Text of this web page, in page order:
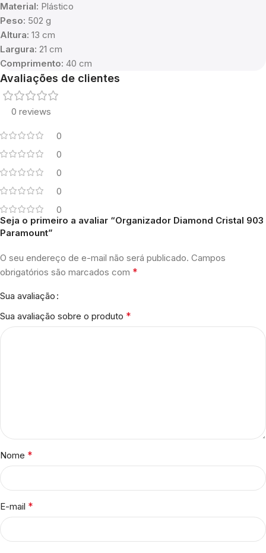
Material: Plástico
Peso: 502 g
Altura: 13 cm
Largura: 21 cm
Comprimento: 40 cm
Avaliações de clientes
0 reviews
0
0
0
0
0
Seja o primeiro a avaliar “Organizador Diamond Cristal 903
Paramount”
O seu endereço de e-mail não será publicado. Campos
obrigatórios são marcados com *
Sua avaliação
Sua avaliação sobre o produto *
Nome *
E-mail *